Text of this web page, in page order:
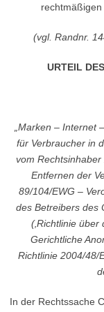
rechtmäßigen
(vgl. Randnr.
URTEIL
„Marken – Internet
für Verbraucher in
vom
Entfernen der
89/104/EWG –
des Betreibers des
(‚Richtlinie
Gerichtliche
Richtlinie 2004/48/
In der Rechtssache